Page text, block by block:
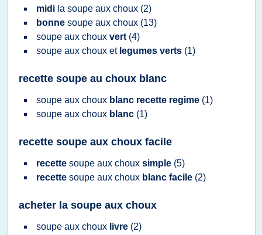
midi la soupe aux choux (2)
bonne soupe aux choux (13)
soupe aux choux vert (4)
soupe aux choux et legumes verts (1)
recette soupe au choux blanc
soupe aux choux blanc recette regime (1)
soupe aux choux blanc (1)
recette soupe aux choux facile
recette soupe aux choux simple (5)
recette soupe aux choux blanc facile (2)
acheter la soupe aux choux
soupe aux choux livre (2)